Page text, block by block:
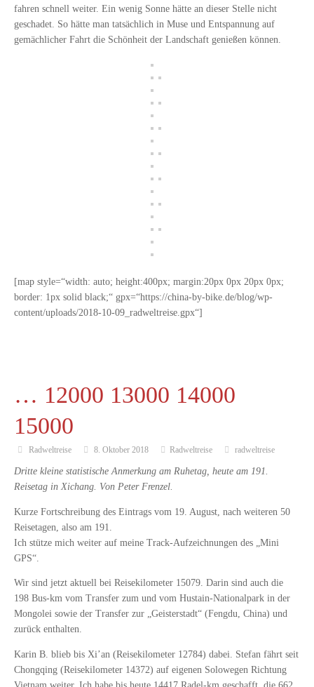
fahren schnell weiter. Ein wenig Sonne hätte an dieser Stelle nicht
geschadet. So hätte man tatsächlich in Muse und Entspannung auf
gemächlicher Fahrt die Schönheit der Landschaft genießen können.
[map style=“width: auto; height:400px; margin:20px 0px 20px 0px;
border: 1px solid black;“ gpx=“https://china-by-bike.de/blog/wp-
content/uploads/2018-10-09_radweltreise.gpx“]
… 12000 13000 14000
15000
Radweltreise 8. Oktober 2018 Radweltreise radweltreise
Dritte kleine statistische Anmerkung am Ruhetag, heute am 191.
Reisetag in Xichang. Von Peter Frenzel.
Kurze Fortschreibung des Eintrags vom 19. August, nach weiteren 50
Reisetagen, also am 191.
Ich stütze mich weiter auf meine Track-Aufzeichnungen des „Mini
GPS“.
Wir sind jetzt aktuell bei Reisekilometer 15079. Darin sind auch die
198 Bus-km vom Transfer zum und vom Hustain-Nationalpark in der
Mongolei sowie der Transfer zur „Geisterstadt“ (Fengdu, China) und
zurück enthalten.
Karin B. blieb bis Xi’an (Reisekilometer 12784) dabei. Stefan fährt seit
Chongqing (Reisekilometer 14372) auf eigenen Solowegen Richtung